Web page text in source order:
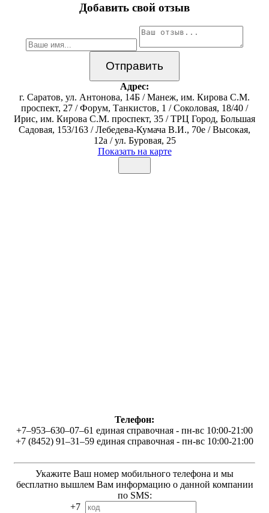
Добавить свой отзыв
Адрес:
г. Саратов, ул. Антонова, 14Б / Манеж, им. Кирова С.М.
проспект, 27 / Форум, Танкистов, 1 / Соколовая, 18/40 /
Ирис, им. Кирова С.М. проспект, 35 / ТРЦ Город, Большая
Садовая, 153/163 / Лебедева-Кумача В.И., 70е / Высокая,
12а / ул. Буровая, 25
Показать на карте
Телефон:
+7–953–630–07–61 единая справочная - пн-вс 10:00-21:00
+7 (8452) 91–31–59 единая справочная - пн-вс 10:00-21:00
Укажите Ваш номер мобильного телефона и мы
бесплатно вышлем Вам информацию о данной компании
по SMS:
+7